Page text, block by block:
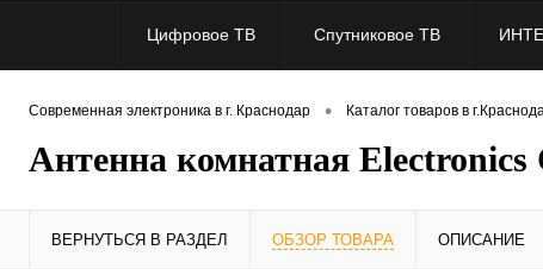
Цифровое ТВ Спутниковое ТВ
Современная электроника в г. Краснодар • Каталог товаров в
Антенна комнатная
ВЕРНУТЬСЯ В РАЗДЕЛ ОБЗОР ТОВАРА ОПИСАНИЕ